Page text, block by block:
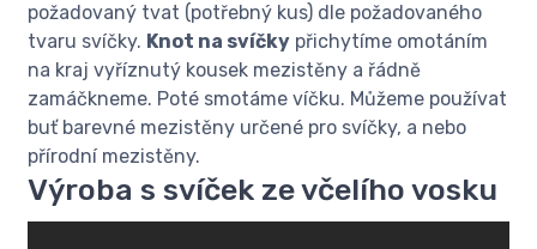
požadovaný tvat (potřebný kus) dle požadovaného
tvaru svíčky. Knot na svíčky přichytíme omotáním
na kraj vyříznutý kousek mezistěny a řádně
zamáčkneme. Poté smotáme víčku. Můžeme používat
buť barevné mezistěny určené pro svíčky, a nebo
přírodní mezistěny.
Výroba s svíček ze včelího vosku